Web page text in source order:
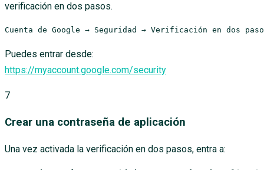
verificación en dos pasos.
Cuenta de Google → Seguridad → Verificación en dos
Puedes entrar desde:
https://myaccount.google.com/security
7
Crear una contraseña de aplicación
Una vez activada la verificación en dos pasos, entra a: